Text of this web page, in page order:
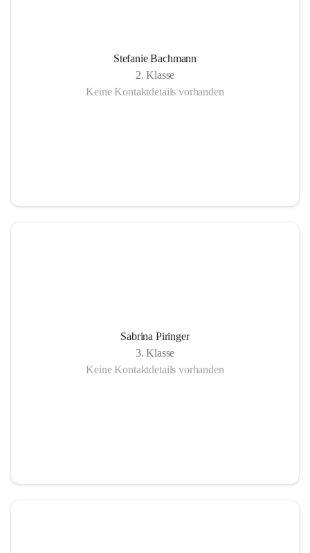
Stefanie Bachmann
2. Klasse
Keine Kontaktdetails vorhanden
Sabrina Piringer
3. Klasse
Keine Kontaktdetails vorhanden